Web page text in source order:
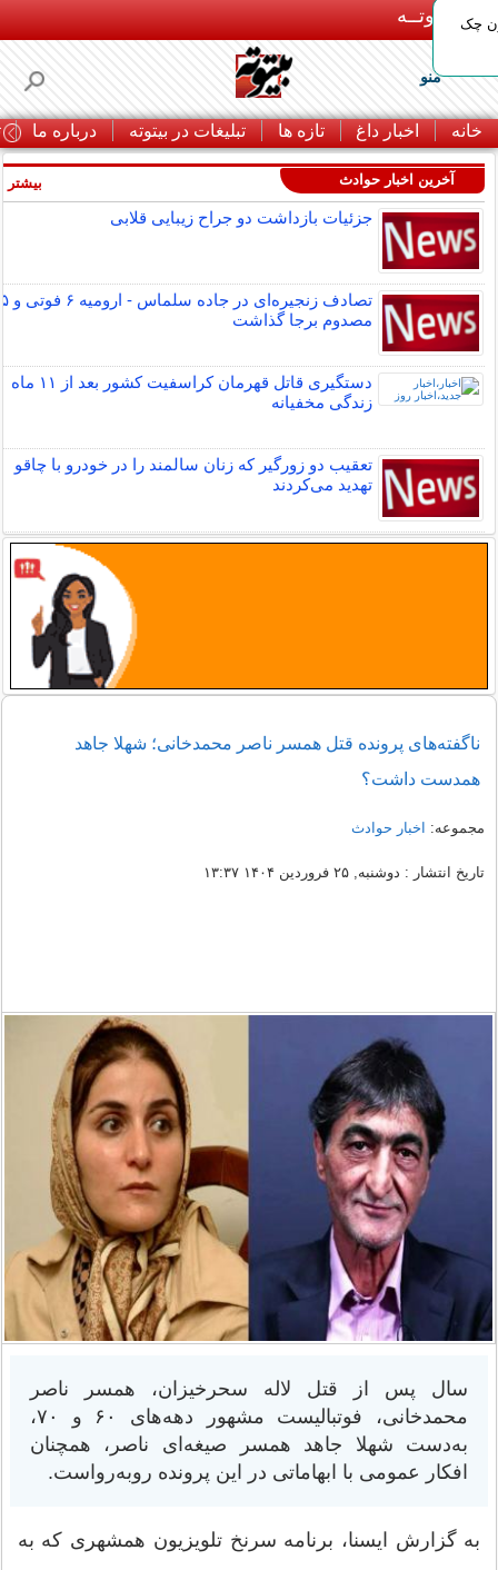
بـیتوتــه
منو
خانه اخبار داغ تازه ها تبلیغات در بیتوته درباره ما
چک
آخرین اخبار حوادث
جزئیات بازداشت دو جراح زیبایی قلابی
تصادف زنجیره‌ای در جاده سلماس - ارومیه ۶ فوتی و ۵
مصدوم برجا گذاشت
دستگیری قاتل قهرمان کراسفیت کشور بعد از ۱۱ ماه
زندگی مخفیانه
تعقیب دو زورگیر که زنان سالمند را در خودرو با چاقو
تهدید می‌کردند
بیشتر
ناگفته‌های پرونده قتل همسر ناصر محمدخانی؛ شهلا جاهد
همدست داشت؟
مجموعه: اخبار حوادث
تاریخ انتشار : دوشنبه, ۲۵ فروردین ۱۴۰۴ ۱۳:۳۷
سال پس از قتل لاله سحرخیزان، همسر ناصر
محمدخانی، فوتبالیست مشهور دهه‌های ۶۰ و ۷۰،
به‌دست شهلا جاهد همسر صیغه‌ای ناصر، همچنان
افکار عمومی با ابهاماتی در این پرونده روبه‌رواست.
به گزارش ایسنا، برنامه سرنخ تلویزیون همشهری که به